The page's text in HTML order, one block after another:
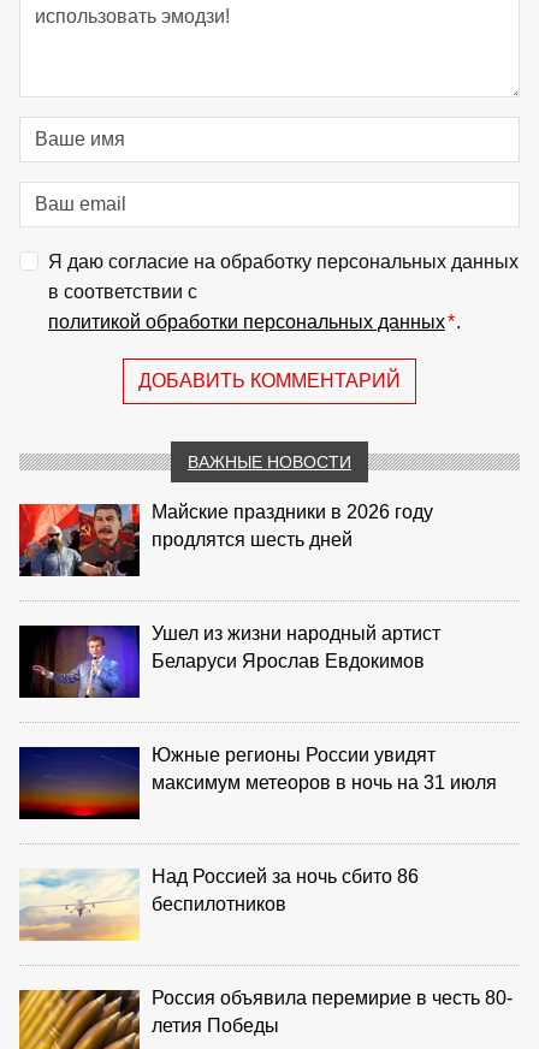
Я даю согласие на обработку персональных данных
в соответствии с
политикой обработки персональных данных*.
ДОБАВИТЬ КОММЕНТАРИЙ
ВАЖНЫЕ НОВОСТИ
Майские праздники в 2026 году
продлятся шесть дней
Ушел из жизни народный артист
Беларуси Ярослав Евдокимов
Южные регионы России увидят
максимум метеоров в ночь на 31 июля
Над Россией за ночь сбито 86
беспилотников
Россия объявила перемирие в честь 80-
летия Победы